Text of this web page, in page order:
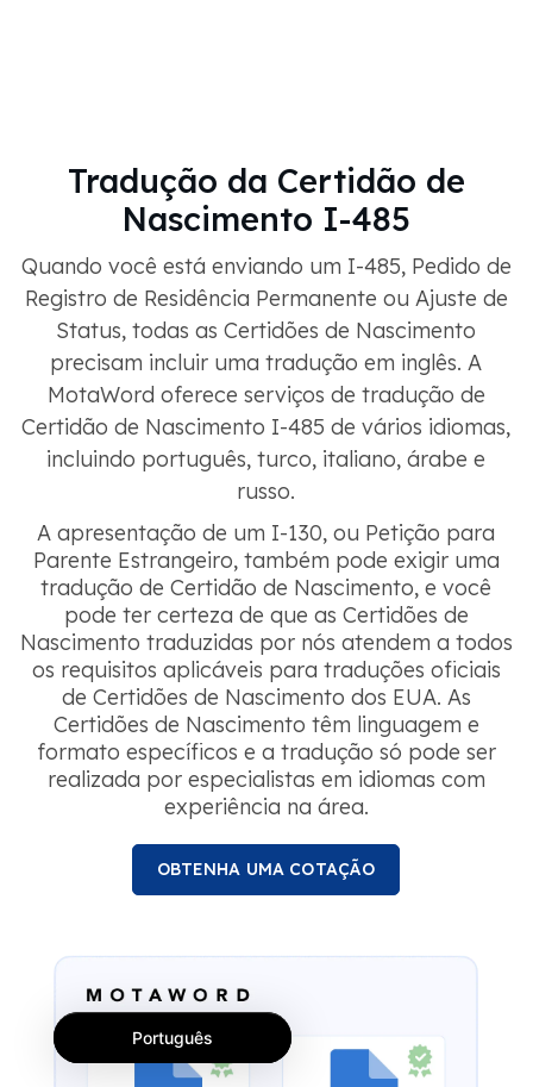
Tradução da Certidão de
Nascimento I-485
Quando você está enviando um I-485, Pedido de
Registro de Residência Permanente ou Ajuste de
Status, todas as Certidões de Nascimento
precisam incluir uma tradução em inglês. A
MotaWord oferece serviços de tradução de
Certidão de Nascimento I-485 de vários idiomas,
incluindo português, turco, italiano, árabe e
russo.
A apresentação de um I-130, ou Petição para
Parente Estrangeiro, também pode exigir uma
tradução de Certidão de Nascimento, e você
pode ter certeza de que as Certidões de
Nascimento traduzidas por nós atendem a todos
os requisitos aplicáveis para traduções oficiais
de Certidões de Nascimento dos EUA. As
Certidões de Nascimento têm linguagem e
formato específicos e a tradução só pode ser
realizada por especialistas em idiomas com
experiência na área.
OBTENHA UMA COTAÇÃO
Português